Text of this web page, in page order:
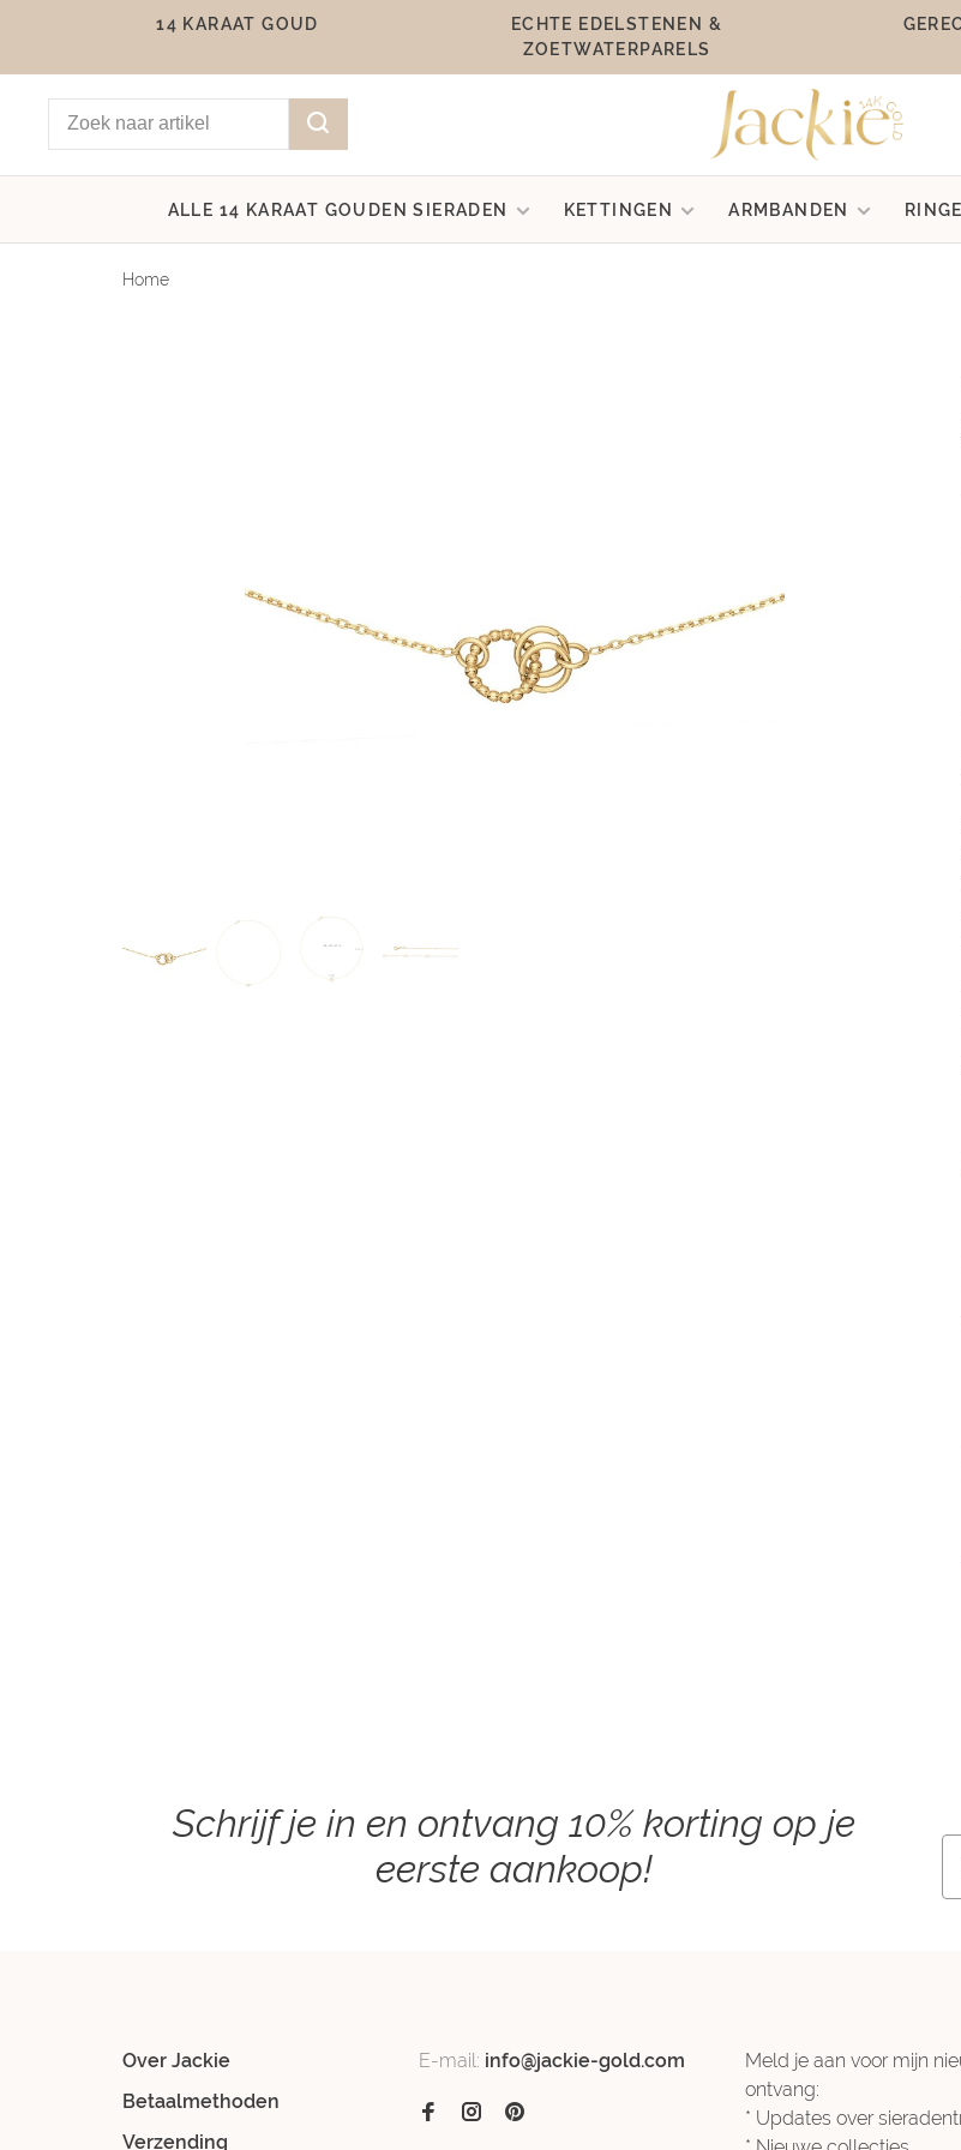
14 KARAAT GOUD
ECHTE EDELSTENEN &
ZOETWATERPARELS
ALLE 14 KARAAT GOUDEN SIERADEN KETTINGEN ARMBANDEN
Home
Schrijf je in en ontvang 10% korting op je
eerste aankoop!
Over Jackie
Betaalmethoden
Verzending
E-mail: info@jackie-gold.com
Meld je aan voor mijn
ontvang:
* Updates over